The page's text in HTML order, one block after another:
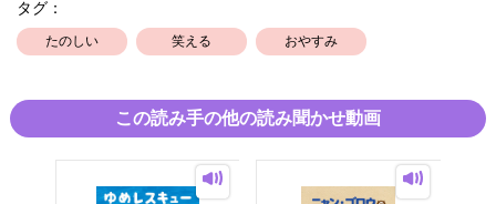
タグ：
たのしい 笑える おやすみ
この読み手の他の読み聞かせ動画